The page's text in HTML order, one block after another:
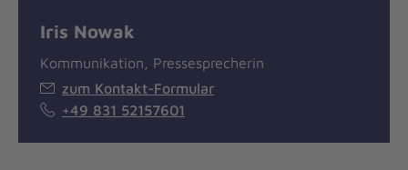
Iris Nowak
Kommunikation, Pressesprecherin
zum Kontakt-Formular
+49 831 52157601